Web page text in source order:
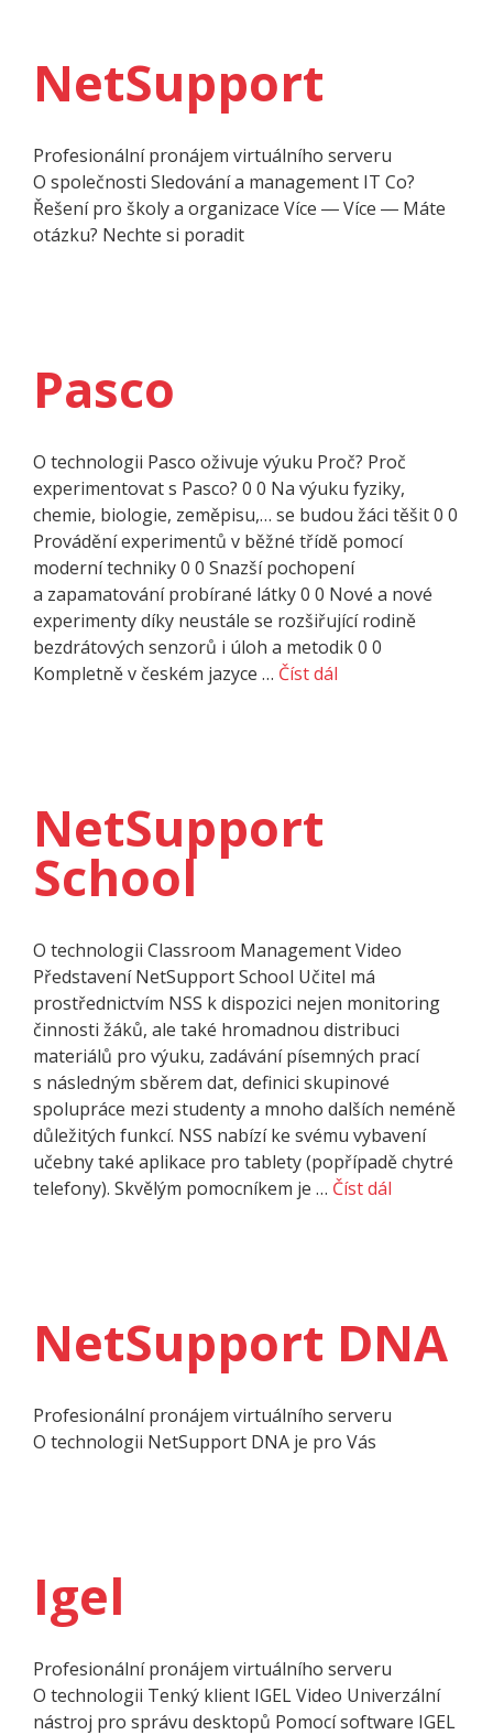
NetSupport
Profesionální pronájem virtuálního serveru
O společnosti Sledování a management IT Co?
Řešení pro školy a organizace Více ― Více ― Máte
otázku? Nechte si poradit
Pasco
O techno­logii Pasco oživuje výuku Proč? Proč
experimentovat s Pasco? 0 0 Na výuku fyziky,
chemie, biologie, zeměpisu,… se budou žáci těšit 0 0
Provádění experimentů v běžné třídě pomocí
moderní techniky 0 0 Snazší pochopení
a zapamatování probírané látky 0 0 Nové a nové
experimenty díky neustále se rozšiřující rodině
bezdrátových senzorů i úloh a metodik 0 0
Kompletně v českém jazyce … Číst dál
NetSupport
School
O techno­logii Classroom Management Video
Představení NetSupport School Učitel má
prostřednictvím NSS k dispozici nejen monitoring
činnosti žáků, ale také hromadnou distribuci
materiálů pro výuku, zadávání písemných prací
s následným sběrem dat, definici skupinové
spolupráce mezi studenty a mnoho dalších neméně
důležitých funkcí. NSS nabízí ke svému vybavení
učebny také aplikace pro tablety (popřípadě chytré
telefony). Skvělým pomocníkem je … Číst dál
NetSupport DNA
Profesionální pronájem virtuálního serveru
O techno­logii NetSupport DNA je pro Vás
Igel
Profesionální pronájem virtuálního serveru
O techno­logii Tenký klient IGEL Video Univerzální
nástroj pro správu desktopů Pomocí software IGEL